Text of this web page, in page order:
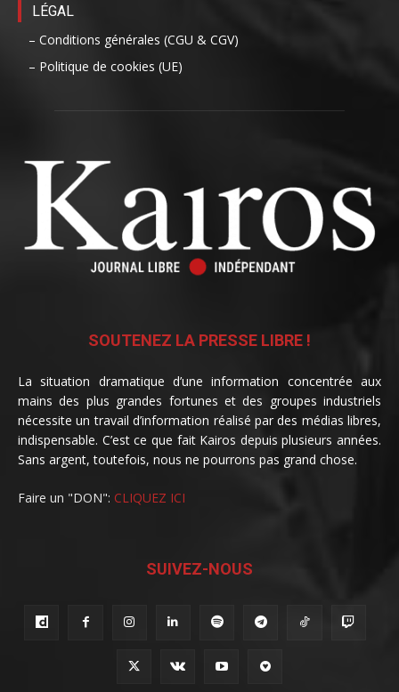
LÉGAL
– Conditions générales (CGU & CGV)
– Politique de cookies (UE)
SOUTENEZ LA PRESSE LIBRE !
La situation dramatique d’une information concentrée aux
mains des plus grandes fortunes et des groupes industriels
nécessite un travail d’information réalisé par des médias libres,
indispensable. C’est ce que fait Kairos depuis plusieurs années.
Sans argent, toutefois, nous ne pourrons pas grand chose.
Faire un "DON": CLIQUEZ ICI
SUIVEZ-NOUS